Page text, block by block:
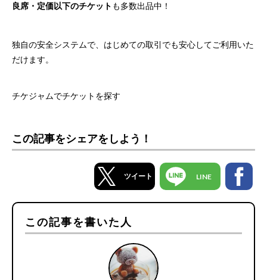
良席・定価以下のチケット も多数出品中！
独自の安全システムで、はじめての取引でも安心してご利用いた
だけます。
チケジャムでチケットを探す
この記事をシェアをしよう！
ツイート LINE
この記事を書いた人